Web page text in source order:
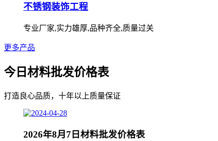
不锈钢装饰工程
专业厂家,实力雄厚,品种齐全,质量过关
更多产品
今日材料批发价格表
打造良心品质，十年以上质量保证
2026年8月7日材料批发价格表